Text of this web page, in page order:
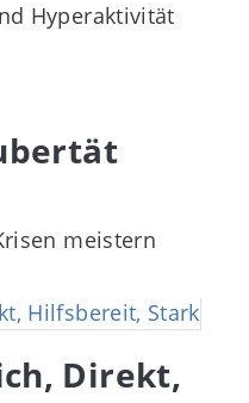
Hyperaktivität
meistern
Direkt,